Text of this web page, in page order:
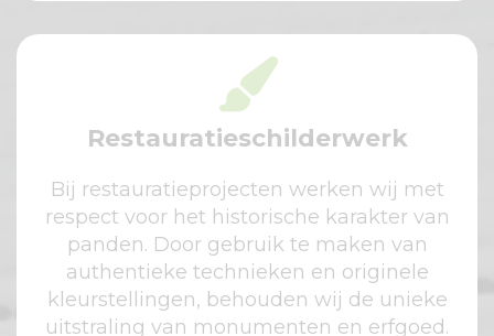
Restauratieschilderwerk
Bij restauratieprojecten werken wij met
respect voor het historische karakter van
panden. Door gebruik te maken van
authentieke technieken en originele
kleurstellingen, behouden wij de unieke
uitstraling van monumenten en erfgoed.